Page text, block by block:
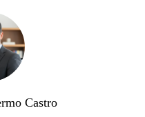
Castro